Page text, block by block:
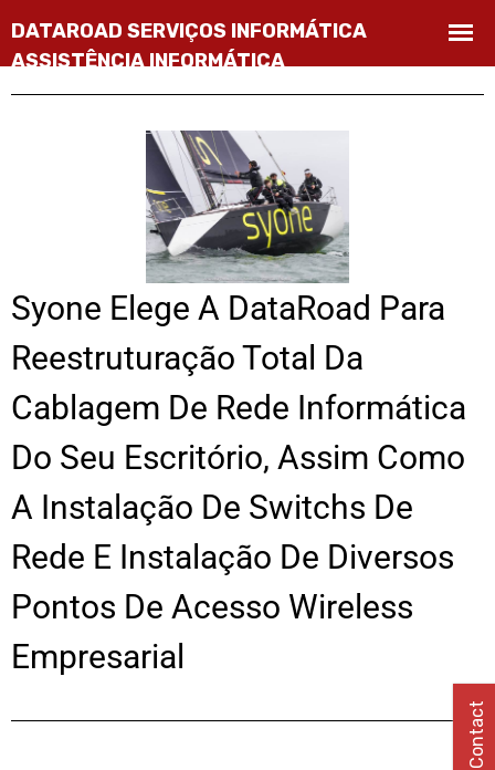
Syone Elege A DataRoad Para
Reestruturação Total Da
Cablagem De Rede Informática
Do Seu Escritório, Assim Como
A Instalação De Switchs De
Rede E Instalação De Diversos
Pontos De Acesso Wireless
Empresarial
Contact